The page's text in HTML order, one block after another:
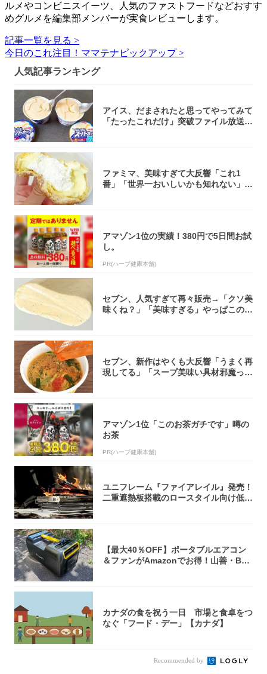
ルメやコンビニスイーツ、人気のファストフードなどおすす
めグルメを編集部メンバーが実食レビューします。
記事一覧を見る >
今日のこれ注目！ママテナピックアップ >
人気記事ランキング
アイス、だまされたと思ってやってみて
「たったこれだけ」突破ファイル放送で
ファミマ、美味すぎて大反響「これ1
番」「世界一おいしいかも知れない」
アマゾン1位の実績！380円で5日間お試
し。
PR(ハーブ健康本舗)
セブン、人気すぎて再々販売→「クソ美
味くね？」「美味すぎる」やっぱこのク
セブン、新作はやくも大反響「うまく再
現してる」「スープ美味い具材邪魔って
アマゾン1位「このお茶ガチです」噂の
お茶
PR(ハーブ健康本舗)
ユニフレーム『ファイアレイル』発売！
二重遮熱板搭載のロースタイル向け低型
【最大40％OFF】ポータブルエアコン
＆ファンがAmazonでお得！山善・Bo
カナダの食を祝う一日 市場と食卓をつ
なぐ「フード・デー」【カナダ】
Recommended by